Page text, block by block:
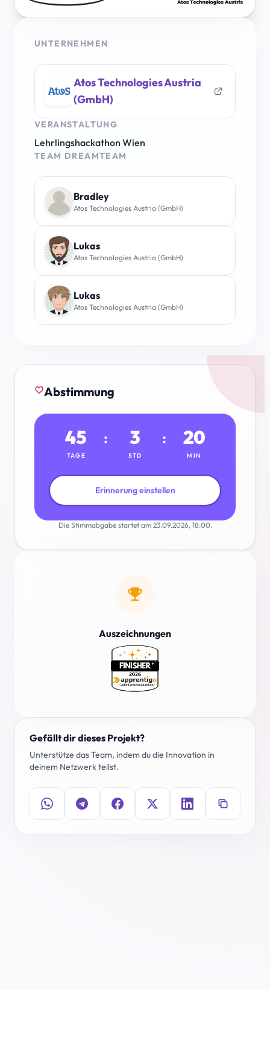
UNTERNEHMEN
Atos Technologies Austria
(GmbH)
VERANSTALTUNG
Lehrlingshackathon Wien
TEAM DREAMTEAM
Bradley
Atos Technologies Austria (GmbH)
Lukas
Atos Technologies Austria (GmbH)
Lukas
Atos Technologies Austria (GmbH)
favorite_borderAbstimmung
45
TAGE
: 3
STD
: 20
MIN
Erinnerung einstellen
Die Stimmabgabe startet am 23.09.2026, 18:00.
emoji_events
Auszeichnungen
Gefällt dir dieses Projekt?
Unterstütze das Team, indem du die Innovation in
deinem Netzwerk teilst.